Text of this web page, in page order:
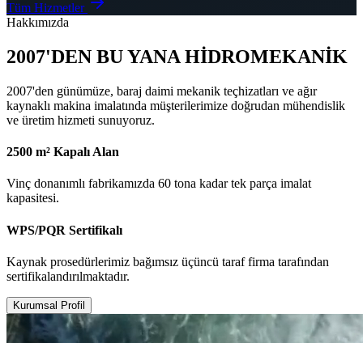
Tüm Hizmetler
Hakkımızda
2007'DEN BU YANA HİDROMEKANİK
2007'den günümüze, baraj daimi mekanik teçhizatları ve ağır
kaynaklı makina imalatında müşterilerimize doğrudan mühendislik
ve üretim hizmeti sunuyoruz.
2500 m² Kapalı Alan
Vinç donanımlı fabrikamızda 60 tona kadar tek parça imalat
kapasitesi.
WPS/PQR Sertifikalı
Kaynak prosedürlerimiz bağımsız üçüncü taraf firma tarafından
sertifikalandırılmaktadır.
Kurumsal Profil